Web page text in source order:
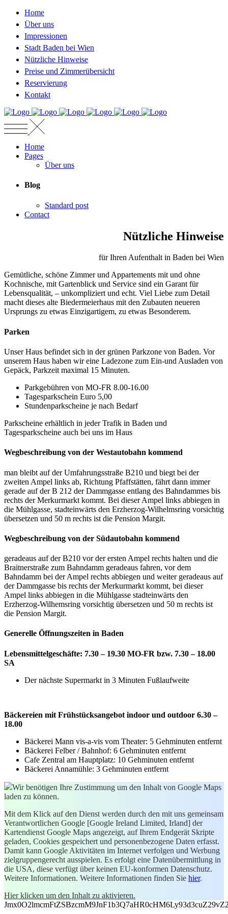
Home
Über uns
Impressionen
Stadt Baden bei Wien
Nützliche Hinweise
Preise und Zimmerübersicht
Reservierung
Kontakt
Home
Pages
Über uns
Blog
Standard post
Contact
Nützliche Hinweise
für Ihren Aufenthalt in Baden bei Wien
Gemütliche, schöne Zimmer und Appartements mit und ohne
Kochnische, mit Gartenblick und Service sind ein Garant für
Lebensqualität, – unkompliziert und echt. Viel Liebe zum Detail
macht dieses alte Biedermeierhaus mit den Zubauten neueren
Ursprungs zu etwas Einzigartigem, zu etwas Besonderem.
Parken
Unser Haus befindet sich in der grünen Parkzone von Baden. Vor
unserem Haus haben wir eine Ladezone zum Ein-und Ausladen von
Gepäck, Parkzeit maximal 15 Minuten.
Parkgebühren von MO-FR 8.00-16.00
Tagesparkschein Euro 5,00
Stundenparkscheine je nach Bedarf
Parkscheine erhältlich in jeder Trafik in Baden und
Tagesparkscheine auch bei uns im Haus
Wegbeschreibung von der Westautobahn kommend
man bleibt auf der Umfahrungsstraße B210 und biegt bei der
zweiten Ampel links ab, Richtung Pfaffstätten, fährt dann immer
gerade auf der B 212 der Dammgasse entlang des Bahndammes bis
rechts der Merkurmarkt kommt. Bei dieser Ampel links abbiegen in
die Mühlgasse, stadteinwärts den Erzherzog-Wilhelmsring vorsichtig
übersetzen und 50 m rechts ist die Pension Margit.
Wegbeschreibung von der Südautobahn kommend
geradeaus auf der B210 vor der ersten Ampel rechts halten und die
Braitnerstraße zum Bahndamm geradeaus fahren, vor dem
Bahndamm bei der Ampel rechts abbiegen und weiter geradeaus auf
der Dammgasse bis rechts der Merkurmarkt kommt, bei dieser
Ampel links abbiegen in die Mühlgasse stadteinwärts den
Erzherzog-Wilhemsring vorsichtig übersetzen und 50 m rechts ist
die Pension Margit.
Generelle Öffnungszeiten in Baden
Lebensmittelgeschäfte: 7.30 – 19.30 MO-FR bzw. 7.30 – 18.00
SA
Der nächste Supermarkt in 3 Minuten Fußlaufweite
Bäckereien mit Frühstücksangebot indoor und outdoor 6.30 –
18.00
Bäckerei Mann vis-a-vis vom Theater: 5 Gehminuten entfernt
Bäckerei Felber / Bahnhof: 6 Gehminuten entfernt
Cafe Zentral am Hauptplatz: 10 Gehminuten entfernt
Bäckerei Annamühle: 3 Gehminuten entfernt
Wir benötigen Ihre Zustimmung um den Inhalt von Google Maps
laden zu können.
Mit dem Klick auf den Dienst werden durch den mit uns gemeinsam
Verantwortlichen Google [Google Ireland Limited, Irland] der
Kartendienst Google Maps angezeigt, auf Ihrem Endgerät Skripte
geladen, Cookies gespeichert und personenbezogene Daten erfasst.
Damit kann Google Aktivitäten im Internet verfolgen und Werbung
zielgruppengerecht ausspielen. Es erfolgt eine Datenübermittlung in
die USA, diese verfügt über keinen EU-konformen Datenschutz.
Weitere Informationen. Weitere Informationen finden Sie hier.
Hier klicken um den Inhalt zu aktivieren.